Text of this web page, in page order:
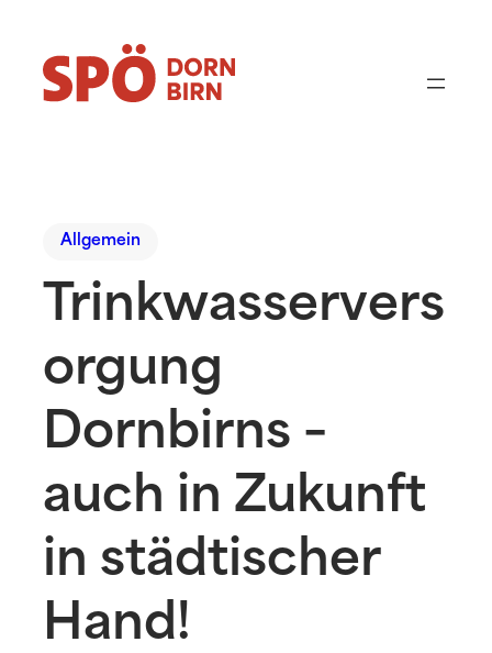
Allgemein
Trinkwasservers
orgung
Dornbirns –
auch in Zukunft
in städtischer
Hand!